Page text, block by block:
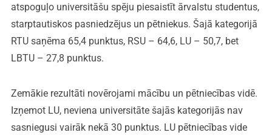
atspoguļo universitāšu spēju piesaistīt ārvalstu studentus,
starptautiskos pasniedzējus un pētniekus. Šajā kategorijā
RTU saņēma 65,4 punktus, RSU – 64,6, LU – 50,7, bet
LBTU – 27,8 punktus.
Zemākie rezultāti novērojami mācību un pētniecības vidē.
Izņemot LU, neviena universitāte šajās kategorijās nav
sasniegusi vairāk nekā 30 punktus. LU pētniecības vide